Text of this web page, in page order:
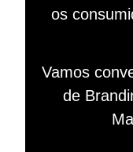
os
Vamos
de